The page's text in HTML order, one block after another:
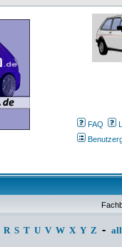
FAQ
R S T U V W X Y Z -